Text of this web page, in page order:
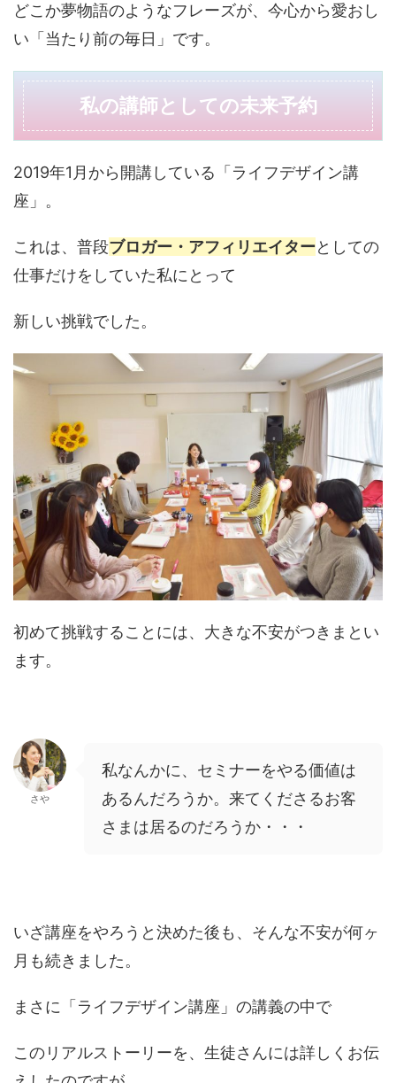
どこか夢物語のようなフレーズが、今心から愛おし
い「当たり前の毎日」です。
私の講師としての未来予約
2019年1月から開講している「ライフデザイン講
座」。
これは、普段ブロガー・アフィリエイターとしての
仕事だけをしていた私にとって
新しい挑戦でした。
初めて挑戦することには、大きな不安がつきまとい
ます。
さや
私なんかに、セミナーをやる価値は
あるんだろうか。来てくださるお客
さまは居るのだろうか・・・
いざ講座をやろうと決めた後も、そんな不安が何ヶ
月も続きました。
まさに「ライフデザイン講座」の講義の中で
このリアルストーリーを、生徒さんには詳しくお伝